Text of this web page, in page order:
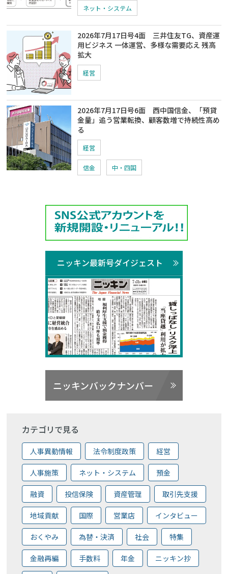
ネット・システム
2026年7月17日号4面 三井住友TG、資産運
用ビジネス 一体運営、多様な需要応え 残高
拡大
経営
2026年7月17日号6面 西中国信金、「預貸
金量」追う営業転換、顧客数増で持続性高め
る
経営
信金 中・四国
ニッキン最新号ダイジェスト
ニッキンバックナンバー
カテゴリで見る
人事異動情報 法令制度政策 経営
人事施策 ネット・システム 預金
融資 投信保険 資産管理 取引先支援
地域貢献 国際 営業店 インタビュー
おくやみ 為替・決済 社会 特集
金融再編 手数料 年金 ニッキン抄